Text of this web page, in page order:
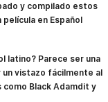
y compilado estos
en Español
latino? Parece ser una
vistazo fácilmente al
Black Adamdit y